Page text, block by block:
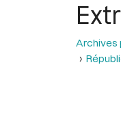
Archives